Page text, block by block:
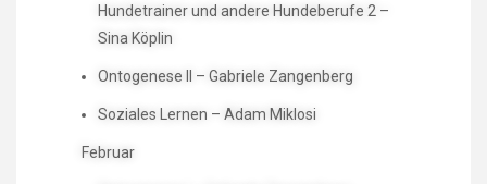
Hundetrainer und andere Hundeberufe 2 –
Sina Köplin
Ontogenese II – Gabriele Zangenberg
Soziales Lernen – Adam Miklosi
Februar